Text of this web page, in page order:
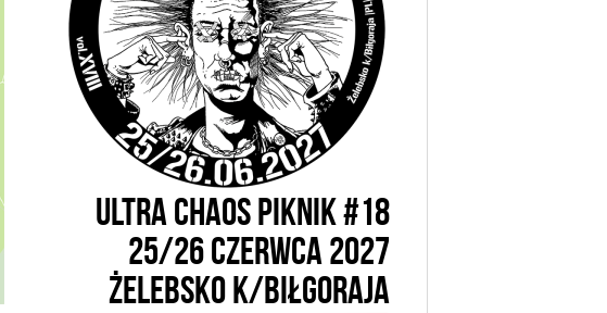
ULTRA CHAOS PIKNIK #18
25/26 CZERWCA 2027
ŻELEBSKO k/BIŁGORAJA